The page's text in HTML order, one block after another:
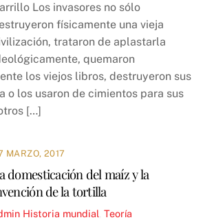
Los invasores no sólo
físicamente una vieja
trataron de aplastarla
quemaron
los viejos libros, destruyeron sus
o los usaron de cimientos para sus
[…]
MARZO, 2017
domesticación del maíz y la
de la tortilla
Historia mundial ,Teoría